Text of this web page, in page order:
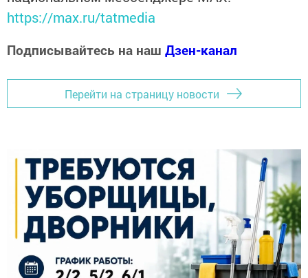
https://max.ru/tatmedia
Подписывайтесь на наш Дзен-канал
Перейти на страницу новости